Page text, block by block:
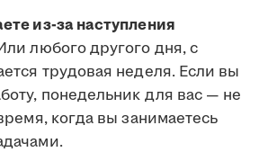
из-за наступления
любого другого дня, с
трудовая неделя. Если вы
понедельник для вас — не
когда вы занимаетесь